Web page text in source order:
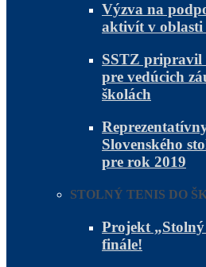
Výzva na
aktivít v oblasti
SSTZ
pre vedúcich
školách
Slovenského
pre rok 2019
STOLNÝ TENIS DO
Projekt
finále!